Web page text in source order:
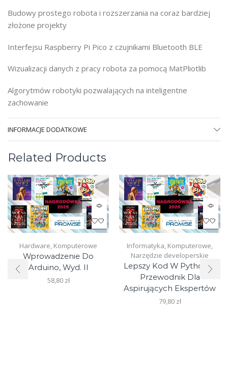
Budowy prostego robota i rozszerzania na coraz bardziej
złożone projekty
Interfejsu Raspberry Pi Pico z czujnikami Bluetooth BLE
Wizualizacji danych z pracy robota za pomocą MatPliotlib
Algorytmów robotyki pozwalających na inteligentne
zachowanie
INFORMACJE DODATKOWE
Related Products
Hardware, Komputerowe
Wprowadzenie Do
Arduino, Wyd. II
58,80 zł
Informatyka, Komputerowe,
Narzędzie developerskie
Lepszy Kod W Pythonie.
Przewodnik Dla
Aspirujących Ekspertów
79,80 zł